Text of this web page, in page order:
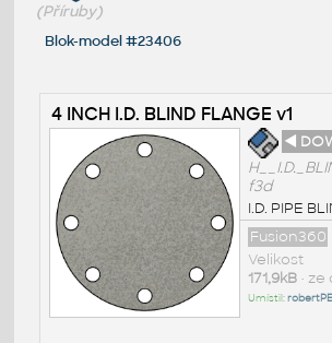
(Příruby)
Blok-model #23406
4 INCH I.D. BLIND FLANGE v1
◄
f3d
I.D. PIPE
Fusion360
Velikost
171,9kB• ze
Umístil: